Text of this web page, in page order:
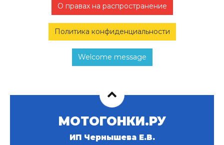
О правах на распространение
Политика конфиденциальности
Welcome message
МОТОГОНКИ.РУ
ИП Чернышева Е.В.